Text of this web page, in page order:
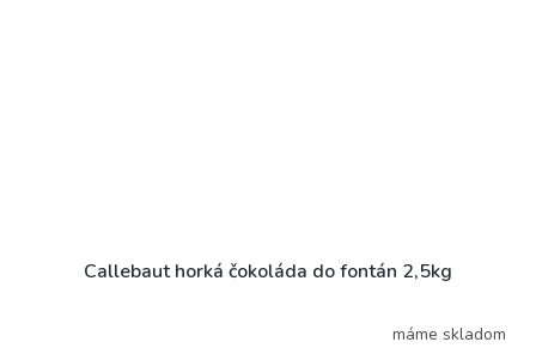
Callebaut horká čokoláda do fontán 2,5kg
máme skladom